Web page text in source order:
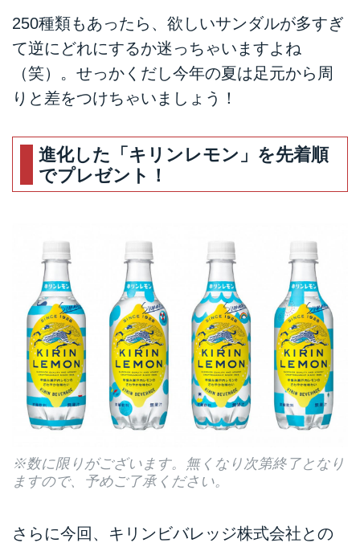
250種類もあったら、欲しいサンダルが多すぎ
て逆にどれにするか迷っちゃいますよね
（笑）。せっかくだし今年の夏は足元から周
りと差をつけちゃいましょう！
進化した「キリンレモン」を先着順
でプレゼント！
※数に限りがございます。無くなり次第終了となり
ますので、予めご了承ください。
さらに今回、キリンビバレッジ株式会社との